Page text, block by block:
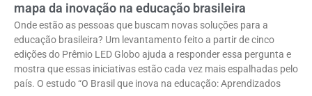
mapa da inovação na educação brasileira
Onde estão as pessoas que buscam novas soluções para a
educação brasileira? Um levantamento feito a partir de cinco
edições do Prêmio LED Globo ajuda a responder essa pergunta e
mostra que essas iniciativas estão cada vez mais espalhadas pelo
país. O estudo “O Brasil que inova na educação: Aprendizados